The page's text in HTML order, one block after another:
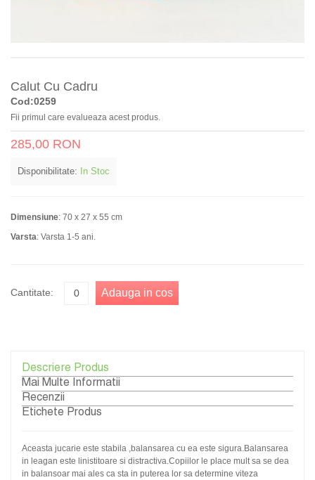
Calut Cu Cadru
Cod:0259
Fii primul care evalueaza acest produs.
285,00 RON
Disponibilitate: In Stoc
Dimensiune: 70 x 27 x 55 cm
Varsta: Varsta 1-5 ani.
Cantitate: Adauga in cos
Descriere Produs
Mai Multe Informatii
Recenzii
Etichete Produs
Aceasta jucarie este stabila ,balansarea cu ea este sigura.Balansarea
in leagan este linistitoare si distractiva.Copiilor le place mult sa se dea
in balansoar mai ales ca sta in puterea lor sa determine viteza